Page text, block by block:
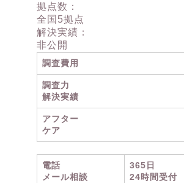
拠点数：
全国5拠点
解決実績：
非公開
調査費用
調査力
解決実績
アフター
ケア
電話
メール相談
365日
24時間受付